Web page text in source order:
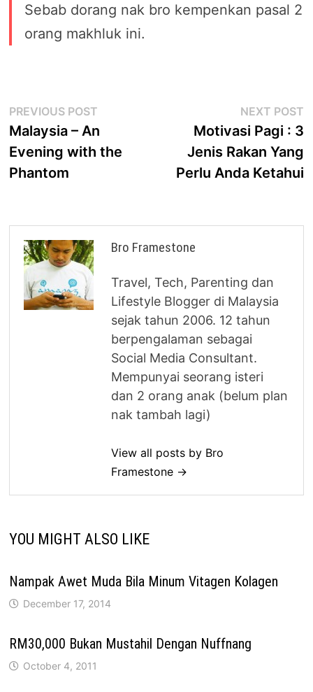
Sebab dorang nak bro kempenkan pasal 2
orang makhluk ini.
Post
navigation
PREVIOUS POST
post:
Malaysia – An
Evening with the
Phantom
NEXT POST
Motivasi Pagi : 3
Jenis Rakan Yang
Perlu Anda Ketahui
Bro Framestone
Travel, Tech, Parenting dan
Lifestyle Blogger di Malaysia
sejak tahun 2006. 12 tahun
berpengalaman sebagai
Social Media Consultant.
Mempunyai seorang isteri
dan 2 orang anak (belum plan
nak tambah lagi)
View all posts by Bro
Framestone →
YOU MIGHT ALSO LIKE
Nampak Awet Muda Bila Minum Vitagen Kolagen
December 17, 2014
RM30,000 Bukan Mustahil Dengan Nuffnang
October 4, 2011